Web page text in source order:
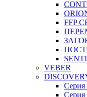
FFP
VEBER
Серия
Серия